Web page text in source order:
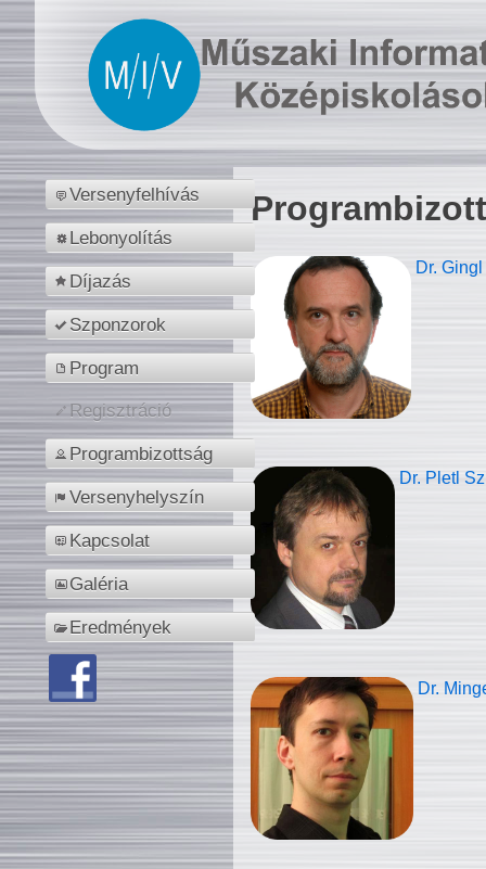
Versenyfelhívás
Lebonyolítás
Díjazás
Szponzorok
Program
Regisztráció
Programbizottság
Versenyhelyszín
Kapcsolat
Galéria
Eredmények
Dr.
Dr. Pletl
Dr.